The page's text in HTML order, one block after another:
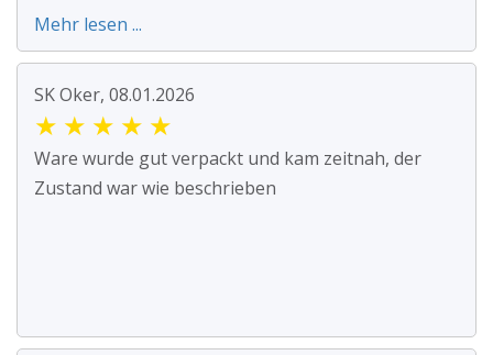
Mehr lesen ...
SK Oker, 08.01.2026
★ ★ ★ ★ ★
Ware wurde gut verpackt und kam zeitnah, der
Zustand war wie beschrieben